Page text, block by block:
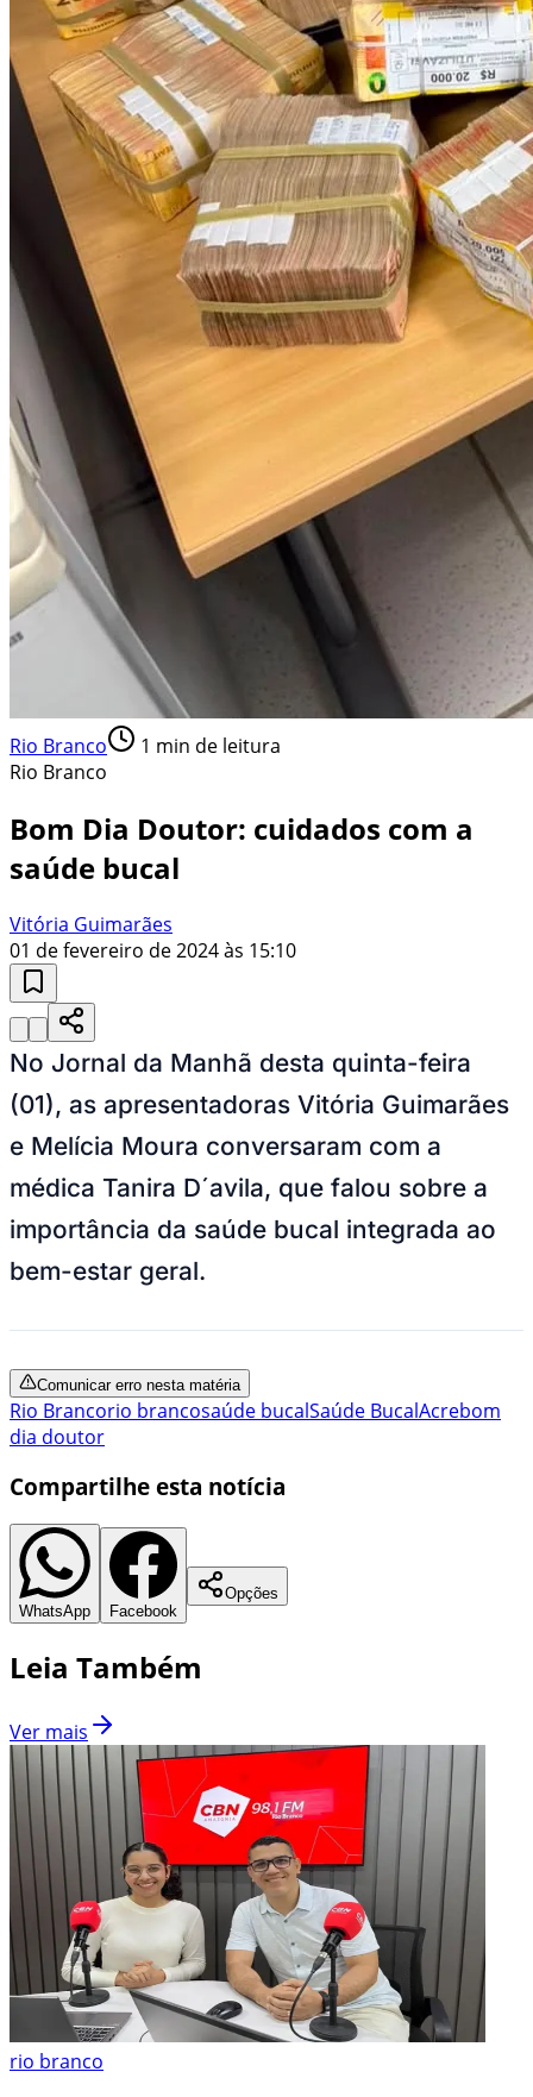
Rio Branco 1 min de leitura
Rio Branco
Bom Dia Doutor: cuidados com a
saúde bucal
Vitória Guimarães
01 de fevereiro de 2024 às 15:10
No Jornal da Manhã desta quinta-feira
(01), as apresentadoras Vitória Guimarães
e Melícia Moura conversaram com a
médica Tanira D´avila, que falou sobre a
importância da saúde bucal integrada ao
bem-estar geral.
Comunicar erro nesta matéria
Rio Brancorio brancosaúde bucalSaúde BucalAcrebom
dia doutor
Compartilhe esta notícia
WhatsApp Facebook
Opções
Leia Também
Ver mais
rio branco